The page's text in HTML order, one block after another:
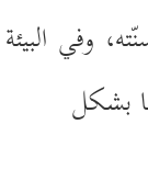
وفي
بشكل